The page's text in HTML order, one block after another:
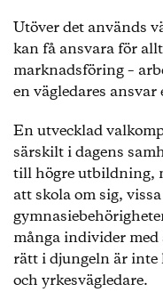
Utöver det används
kan få ansvara för
marknadsföring –
en vägledares
En utvecklad
särskilt i dagens
till högre utbildning,
att skola om sig,
många individer
rätt i djungeln är
och yrkesvägledare.